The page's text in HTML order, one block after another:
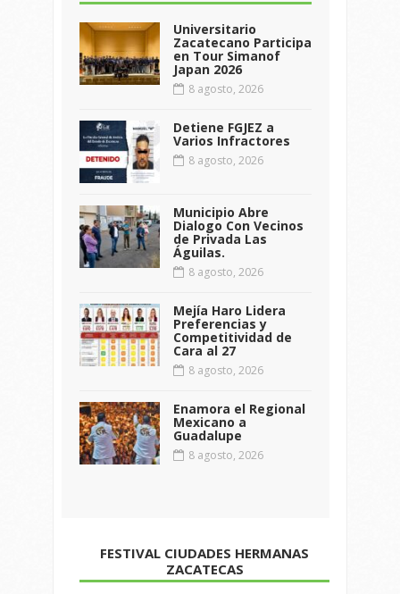
Universitario
Zacatecano Participa
en Tour Simanof
Japan 2026
8 agosto, 2026
Detiene FGJEZ a
Varios Infractores
8 agosto, 2026
Municipio Abre
Dialogo Con Vecinos
de Privada Las
Águilas.
8 agosto, 2026
Mejía Haro Lidera
Preferencias y
Competitividad de
Cara al 27
8 agosto, 2026
Enamora el Regional
Mexicano a
Guadalupe
8 agosto, 2026
FESTIVAL CIUDADES HERMANAS
ZACATECAS